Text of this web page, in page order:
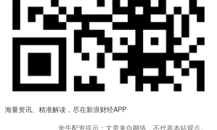
海量资讯、精准解读，尽在新浪财经APP
米牛配资提示：文章来自网络，不代表本站观点。